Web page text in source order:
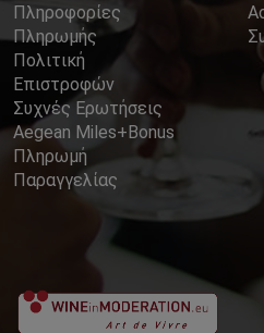
Πληροφορίες
Πληρωμής
Πολιτική
Επιστροφών
Συχνές Ερωτήσεις
Aegean Miles+Bonus
Πληρωμή
Παραγγελίας